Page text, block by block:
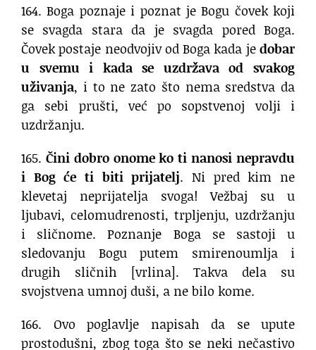
164. Boga poznaje i poznat je Bogu čovek koji
se svagda stara da je svagda pored Boga.
Čovek postaje neodvojiv od Boga kada jedobar
u svemu i kada se uzdržava od svakog
uživanja, i to ne zato što nema sredstva da
ga sebi prušti, već po sopstvenoj volji i
uzdržanju.
165. Čini dobro onome ko ti nanosi nepravdu
i Bog će ti biti prijatelj. Ni pred kim ne
klevetaj neprijatelja svoga! Vežbaj su u
ljubavi, celomudrenosti, trpljenju, uzdržanju
i sličnome. Poznanje Boga se sastoji u
sledovanju Bogu putem smirenoumlja i
drugih sličnih [vrlina]. Takva dela su
svojstvena umnoj duši, a ne bilo kome.
166. Ovo poglavlje napisah da se upute
prostodušni, zbog toga što se neki nečastivo